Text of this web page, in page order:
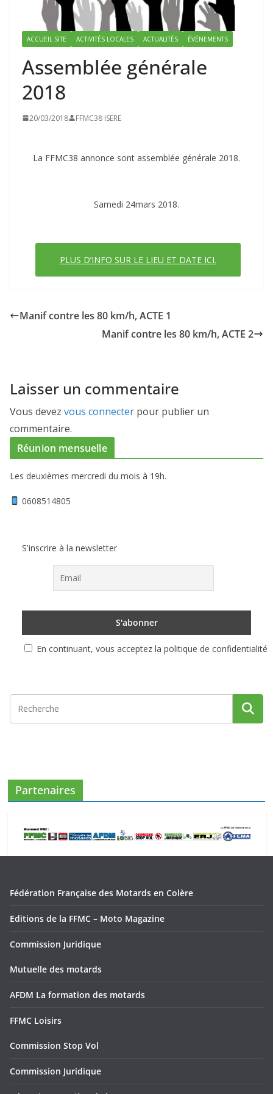
ACCUEIL SITE ACTIVITÉS LOCALES ACTUALITÉS ÉVÉNEMENTS
Assemblée générale
2018
20/03/2018 FFMC38 ISERE
La FFMC38 annonce sont assemblée générale 2018.
Samedi 24mars 2018.
PLUS D’INFO SUR LE LIEU ET DATE ICI.
Manif contre les 80 km/h, ACTE 1
Manif contre les 80 km/h, ACTE 2
Laisser un commentaire
Vous devez vous connecter pour publier un
commentaire.
Réunion mensuelle
Les deuxièmes mercredi du mois à 19h.
0608514805
S'inscrire à la newsletter
En continuant, vous acceptez la politique de confidentialité
Partenaires
Fédération Française des Motards en Colère
Editions de la FFMC – Moto Magazine
Commission Juridique
Mutuelle des motards
AFDM La formation des motards
FFMC Loisirs
Commission Stop Vol
Commission Juridique